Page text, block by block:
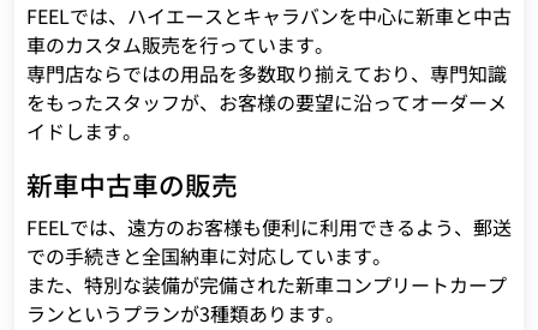
FEELでは、ハイエースとキャラバンを中心に新車と中古
車のカスタム販売を行っています。
専門店ならではの用品を多数取り揃えており、専門知識
をもったスタッフが、お客様の要望に沿ってオーダーメ
イドします。
新車中古車の販売
FEELでは、遠方のお客様も便利に利用できるよう、郵送
での手続きと全国納車に対応しています。
また、特別な装備が完備された新車コンプリートカープ
ランというプランが3種類あります。